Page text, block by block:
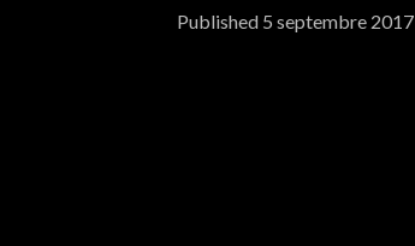
Published 5 septembre 2017